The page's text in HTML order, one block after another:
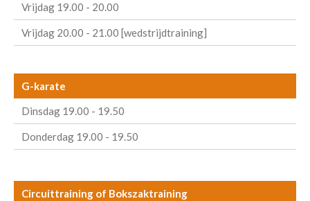
Vrijdag 19.00 - 20.00
Vrijdag 20.00 - 21.00 [wedstrijdtraining]
G-karate
Dinsdag 19.00 - 19.50
Donderdag 19.00 - 19.50
Circuittraining of Bokszaktraining